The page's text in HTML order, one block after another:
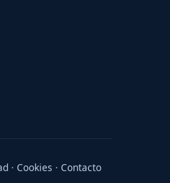
· Cookies · Contacto